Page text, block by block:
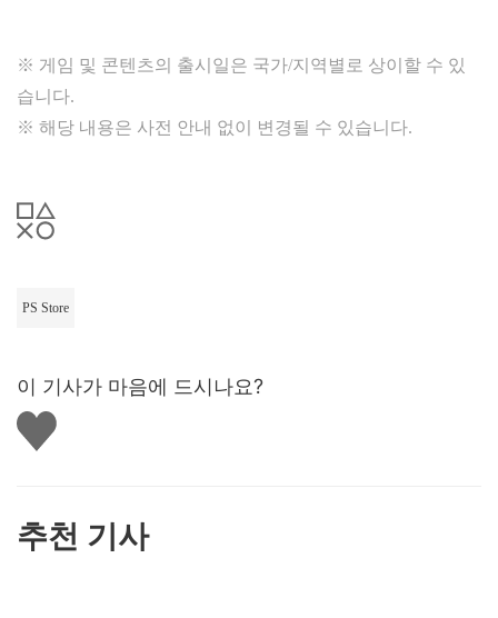
※ 게임 및 콘텐츠의 출시일은 국가/지역별로 상이할 수 있
습니다.
※ 해당 내용은 사전 안내 없이 변경될 수 있습니다.
PS Store
이 기사가 마음에 드시나요?
좋
아
추천 기사